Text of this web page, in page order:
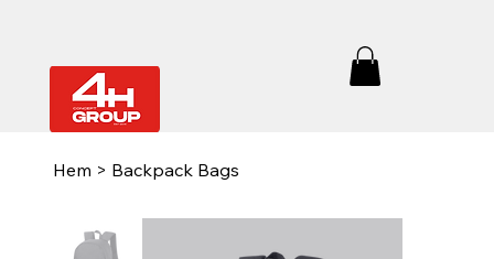
Hem > Backpack Bags